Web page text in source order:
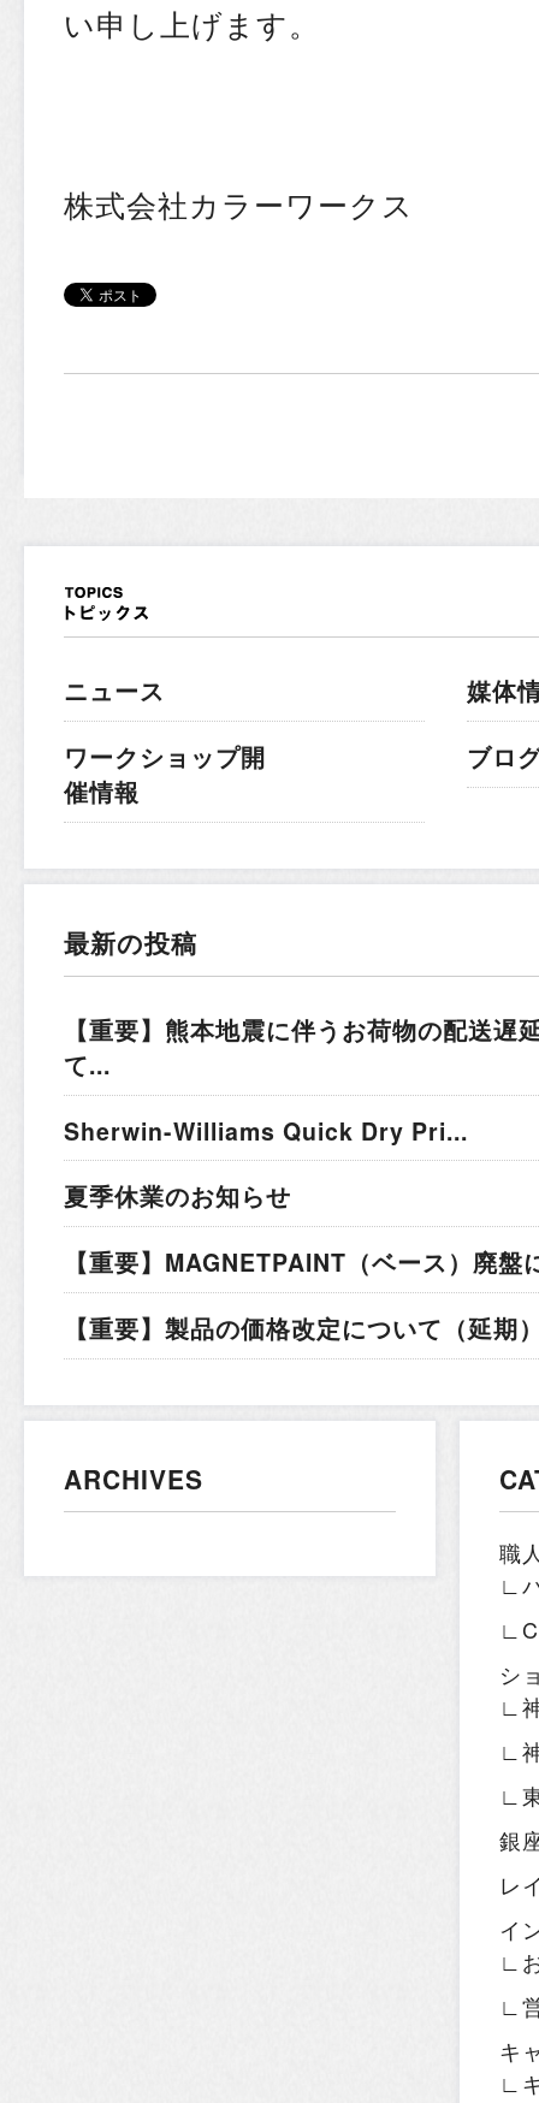
い申し上げます。
株式会社カラーワークス
ニュース
ワークショップ開
催情報
媒体
ブロ
最新の投稿
【重要】熊本地震に伴うお荷物の配送遅
て...
Sherwin-Williams Quick Dry Pri...
夏季休業のお知らせ
【重要】MAGNETPAINT（ベース）廃
【重要】製品の価格改定について（延期
ARCHIVES
職
∟
シ
∟
∟
∟
銀
レ
イ
∟
∟
キ
∟